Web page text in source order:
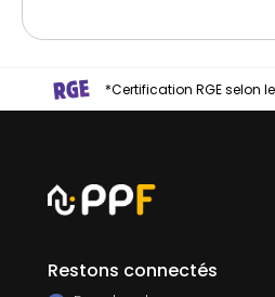
*Certification RGE selon
Restons connectés